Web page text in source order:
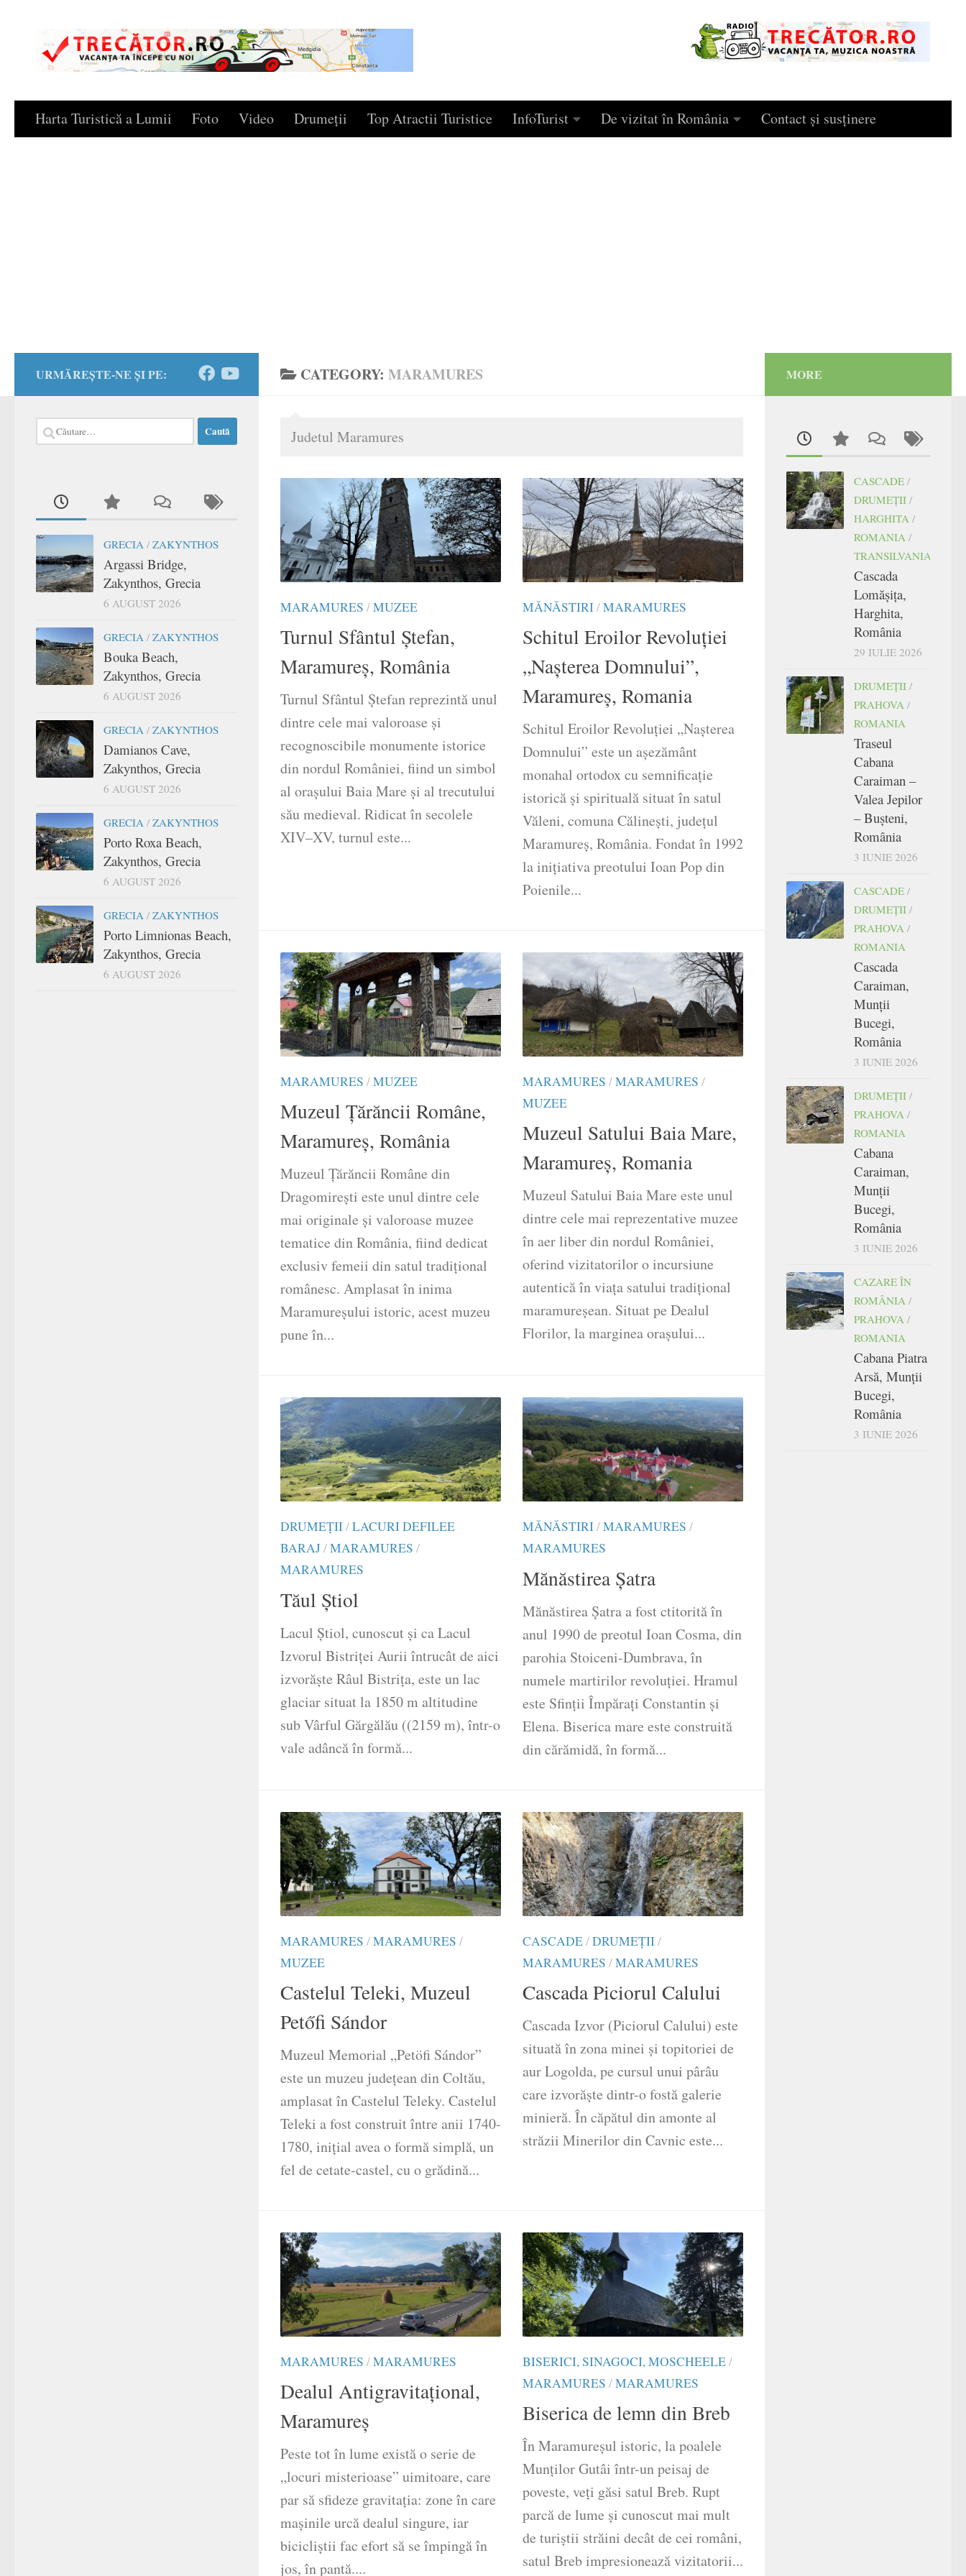
Skip to content
Harta Turistică a Lumii Foto Video Drumeţii Top Atractii Turistice InfoTurist De vizitat în România Contact și susținere
CATEGORY: MARAMURES
Judetul Maramures
MARAMURES /MUZEE
Turnul Sfântul Ștefan,
Maramureș, România
Turnul Sfântul Ștefan reprezintă unul
dintre cele mai valoroase și
recognoscibile monumente istorice
din nordul României, fiind un simbol
al orașului Baia Mare și al trecutului
său medieval. Ridicat în secolele
XIV–XV, turnul este...
MĂNĂSTIRI/MARAMURES
Schitul Eroilor Revoluției
„Nașterea Domnului”,
Maramureș, Romania
Schitul Eroilor Revoluției „Nașterea
Domnului” este un așezământ
monahal ortodox cu semnificație
istorică și spirituală situat în satul
Văleni, comuna Călinești, județul
Maramureș, România. Fondat în 1992
la inițiativa preotului Ioan Pop din
Poienile...
MARAMURES /MUZEE
Muzeul Țărăncii Române,
Maramureș, România
Muzeul Țărăncii Române din
Dragomirești este unul dintre cele
mai originale și valoroase muzee
tematice din România, fiind dedicat
exclusiv femeii din satul tradițional
românesc. Amplasat în inima
Maramureșului istoric, acest muzeu
pune în...
MARAMURES /MARAMURES /
MUZEE
Muzeul Satului Baia Mare,
Maramureș, Romania
Muzeul Satului Baia Mare este unul
dintre cele mai reprezentative muzee
în aer liber din nordul României,
oferind vizitatorilor o incursiune
autentică în viața satului tradițional
maramureșean. Situat pe Dealul
Florilor, la marginea orașului...
DRUMEŢII/LACURI DEFILEE
BARAJ/MARAMURES /
MARAMURES
Tăul Știol
Lacul Știol, cunoscut și ca Lacul
Izvorul Bistriței Aurii întrucât de aici
izvorăște Râul Bistrița, este un lac
glaciar situat la 1850 m altitudine
sub Vârful Gărgălău ((2159 m), într-o
vale adâncă în formă...
MĂNĂSTIRI/MARAMURES /
MARAMURES
Mănăstirea Şatra
Mănăstirea Şatra a fost ctitorită în
anul 1990 de preotul Ioan Cosma, din
parohia Stoiceni-Dumbrava, în
numele martirilor revoluției. Hramul
este Sfinții Împărați Constantin și
Elena. Biserica mare este construită
din cărămidă, în formă...
MARAMURES /MARAMURES /
MUZEE
Castelul Teleki, Muzeul
Petőfi Sándor
Muzeul Memorial „Petöfi Sándor”
este un muzeu județean din Coltău,
amplasat în Castelul Teleky. Castelul
Teleki a fost construit între anii 1740-
1780, inițial avea o formă simplă, un
fel de cetate-castel, cu o grădină...
CASCADE/DRUMEŢII/
MARAMURES /MARAMURES
Cascada Piciorul Calului
Cascada Izvor (Piciorul Calului) este
situată în zona minei și topitoriei de
aur Logolda, pe cursul unui pârâu
care izvorăște dintr-o fostă galerie
minieră. În căpătul din amonte al
străzii Minerilor din Cavnic este...
MARAMURES /MARAMURES
Dealul Antigravitațional,
Maramureș
Peste tot în lume există o serie de
„locuri misterioase” uimitoare, care
par să sfideze gravitația: zone în care
mașinile urcă dealul singure, iar
bicicliștii fac efort să se împingă în
jos, în pantă....
BISERICI, SINAGOCI, MOSCHEELE/
MARAMURES /MARAMURES
Biserica de lemn din Breb
În Maramureşul istoric, la poalele
Munţilor Gutâi într-un peisaj de
poveste, veţi găsi satul Breb. Rupt
parcă de lume şi cunoscut mai mult
de turiştii străini decât de cei români,
satul Breb impresionează vizitatorii...
URMĂREȘTE-NE ȘI PE:
Caută
după:
GRECIA / ZAKYNTHOS
Argassi Bridge,
Zakynthos, Grecia
6 AUGUST 2026
GRECIA / ZAKYNTHOS
Bouka Beach,
Zakynthos, Grecia
6 AUGUST 2026
GRECIA / ZAKYNTHOS
Damianos Cave,
Zakynthos, Grecia
6 AUGUST 2026
GRECIA / ZAKYNTHOS
Porto Roxa Beach,
Zakynthos, Grecia
6 AUGUST 2026
GRECIA / ZAKYNTHOS
Porto Limnionas Beach,
Zakynthos, Grecia
6 AUGUST 2026
MORE
CASCADE /
DRUMEŢII /
HARGHITA /
ROMANIA /
TRANSILVANIA
Cascada
Lomășița,
Harghita,
România
29 IULIE 2026
DRUMEŢII /
PRAHOVA /
ROMANIA
Traseul
Cabana
Caraiman –
Valea Jepilor
– Bușteni,
România
3 IUNIE 2026
CASCADE /
DRUMEŢII /
PRAHOVA /
ROMANIA
Cascada
Caraiman,
Munții
Bucegi,
România
3 IUNIE 2026
DRUMEŢII /
PRAHOVA /
ROMANIA
Cabana
Caraiman,
Munții
Bucegi,
România
3 IUNIE 2026
CAZARE ÎN
ROMÂNIA /
PRAHOVA /
ROMANIA
Cabana Piatra
Arsă, Munții
Bucegi,
România
3 IUNIE 2026